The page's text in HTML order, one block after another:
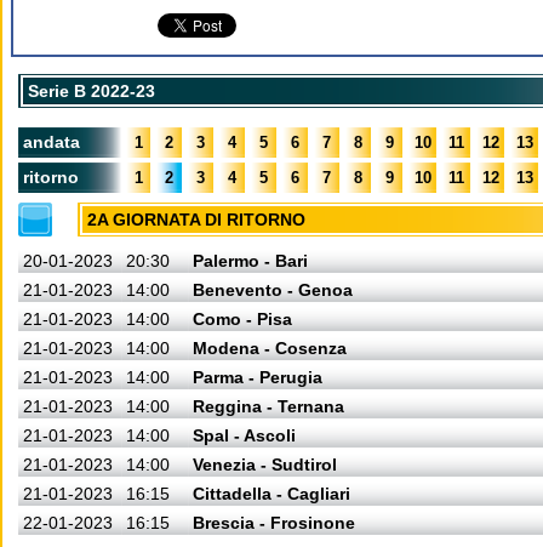
Serie B 2022-23
andata 1 2 3 4 5 6 7 8 9 10 11 12 13
ritorno 1 2 3 4 5 6 7 8 9 10 11 12 13
2A GIORNATA DI RITORNO
20-01-2023 20:30
Palermo - Bari
21-01-2023
14:00
Benevento - Genoa
21-01-2023
14:00
Como - Pisa
21-01-2023
14:00
Modena - Cosenza
21-01-2023
14:00
Parma - Perugia
21-01-2023
14:00
Reggina - Ternana
21-01-2023
14:00
Spal - Ascoli
21-01-2023
14:00
Venezia - Sudtirol
21-01-2023
16:15
Cittadella - Cagliari
22-01-2023
16:15 Brescia - Frosinone